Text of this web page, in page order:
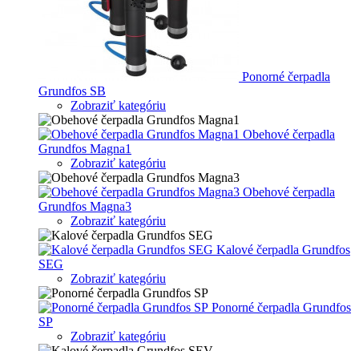
Ponorné čerpadla
Grundfos SB
Zobraziť kategóriu
Obehové čerpadla
Grundfos Magna1
Zobraziť kategóriu
Obehové čerpadla
Grundfos Magna3
Zobraziť kategóriu
Kalové čerpadla Grundfos
SEG
Zobraziť kategóriu
Ponorné čerpadla Grundfos
SP
Zobraziť kategóriu